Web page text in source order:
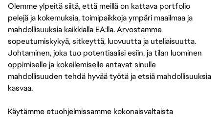
Olemme ylpeitä siitä, että meillä on kattava portfolio
pelejä ja kokemuksia, toimipaikkoja ympäri maailmaa ja
mahdollisuuksia kaikkialla EA:lla. Arvostamme
sopeutumiskykyä, sitkeyttä, luovuutta ja uteliaisuutta.
Johtaminen, joka tuo potentiaalisi esiin, ja tilan luominen
oppimiselle ja kokeilemiselle antavat sinulle
mahdollisuuden tehdä hyvää työtä ja etsiä mahdollisuuksia
kasvaa.
Käytämme etuohjelmissamme kokonaisvaltaista